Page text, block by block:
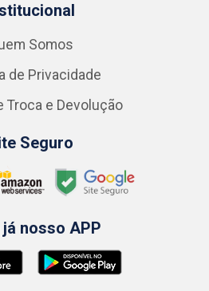
Somos
de Privacidade
Troca e Devolução
Seguro
já nosso APP